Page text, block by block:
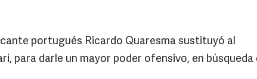
portugués Ricardo Quaresma sustituyó al
para darle un mayor poder ofensivo, en búsqueda